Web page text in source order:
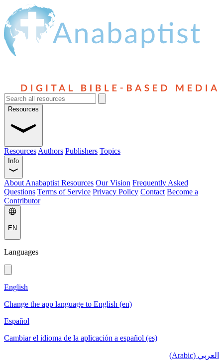
Resources
Resources Authors Publishers Topics
Info
About Anabaptist Resources Our Vision Frequently Asked
Questions Terms of Service Privacy Policy Contact Become a
Contributor
EN
Languages
English
Change the app language to English (en)
Español
Cambiar el idioma de la aplicación a español (es)
العربي (Arabic)